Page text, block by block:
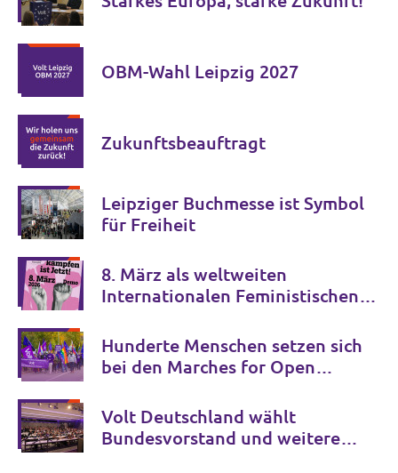
OBM-Wahl Leipzig 2027
Zukunftsbeauftragt
Leipziger Buchmesse ist Symbol
für Freiheit
8. März als weltweiten
Internationalen Feministischen
Hunderte Menschen setzen sich
bei den Marches for Open
in Europa ein
Volt Deutschland wählt
Bundesvorstand und weitere